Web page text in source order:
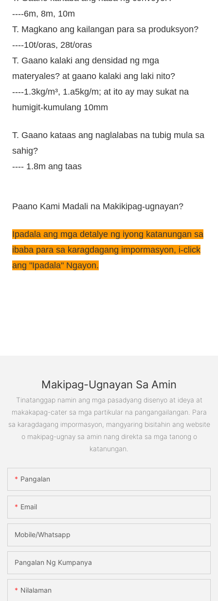
----6m, 8m, 10m
T. Magkano ang kailangan para sa produksyon?
----10t/oras, 28t/oras
T. Gaano kalaki ang densidad ng mga
materyales? at gaano kalaki ang laki nito?
----1.3kg/m³, 1.a5kg/m; at ito ay may sukat na
humigit-kumulang 10mm
T. Gaano kataas ang naglalabas na tubig mula sa
sahig?
---- 1.8m ang taas
Paano Kami Madali na Makikipag-ugnayan?
Ipadala ang mga detalye ng iyong katanungan sa
ibaba para sa karagdagang impormasyon, i-click
ang "Ipadala" Ngayon.
Makipag-Ugnayan Sa Amin
Tinatanggap namin ang mga pasadyang disenyo at ideya at
makakapag-cater sa mga partikular na pangangailangan. Para
sa karagdagang impormasyon, mangyaring bisitahin ang website
o makipag-ugnay sa amin nang direkta sa mga tanong o
katanungan.
Pangalan
Email
Mobile/Whatsapp
Pangalan Ng Kumpanya
Nilalaman